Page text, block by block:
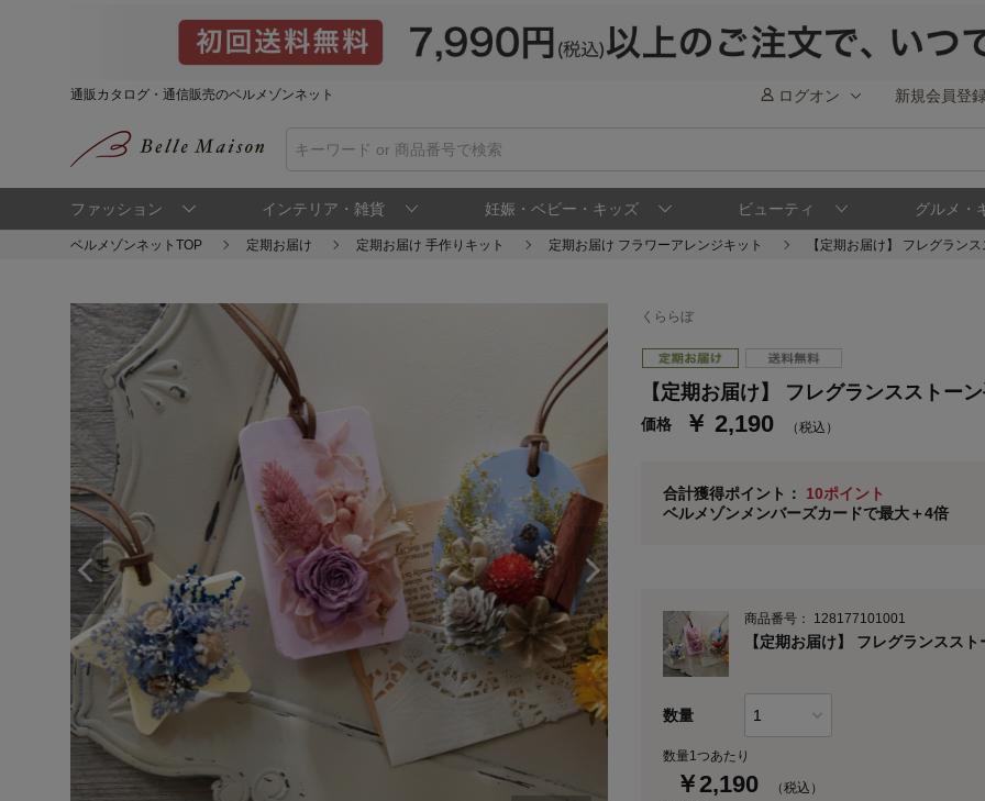
通販カタログ・通信販売のベルメゾンネット ログオン 新規会員登録
ファッション インテリア・雑貨 妊娠・ベビー・キッズ ビューティ グルメ・
ベルメゾンネットTOP 定期お届け 定期お届け 手作りキット 定期お届け フラワーアレンジキット 【定期お届け】 フレグラン
くららぼ
【定期お届け】 フレグランスストー
価格 ￥ 2,190 （税込）
合計獲得ポイント： 10ポイント
ベルメゾンメンバーズカードで最大＋4倍
さらにポイント還元最大16倍！
ベルメゾンご優待サービスについて ベ
通常商品送料無料 返品引取無料（JCBのみ）
※メンバーズカードの加算ポイントはステージ倍率適
商品番号： 128177101001
【定期お届け】 フレグランスス
数量
数量1つあたり
￥2,190
（税込）